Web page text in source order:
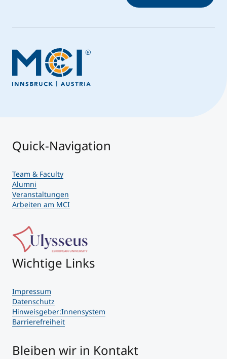
Quick-Navigation
Team & Faculty
Alumni
Veranstaltungen
Arbeiten am MCI
Wichtige Links
Impressum
Datenschutz
Hinweisgeber:Innensystem
Barrierefreiheit
Bleiben wir in Kontakt